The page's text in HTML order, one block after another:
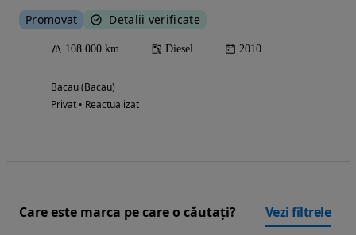
Promovat Detalii verificate
108 000 km Diesel 2010
Bacau (Bacau)
Privat • Reactualizat
Care este marca pe care o căutați? Vezi filtrele